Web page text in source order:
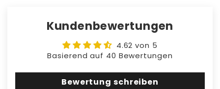
Gebrauchsanweisung: Überprüfe das
Produkt auf Schäden und stelle die
Nutzung ein, wenn Probleme auftreten.
keine Komponenten, um die Sicherheit zu
Kundenbewertungen
4.62 von 5
Basierend auf 40 Bewertungen
Bewertung schreiben